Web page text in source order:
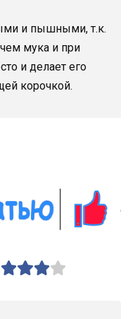
и пышными, т.к.
мука и при
и делает его
корочкой.